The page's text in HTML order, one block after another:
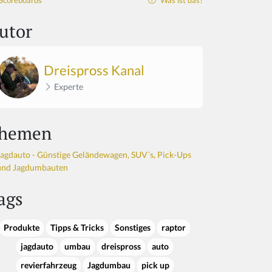
Dreispross Kanal
Experte
- Günstige Geländewagen, SUV´s, Pick-Ups
Jagdumbauten
Produkte Tipps & Tricks Sonstiges
raptor
jagdauto
umbau dreispross
auto
revierfahrzeug
Jagdumbau
pick up